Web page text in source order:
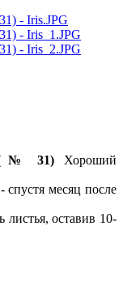
(№ 31) Хороший
спустя месяц после
листья, оставив 10-